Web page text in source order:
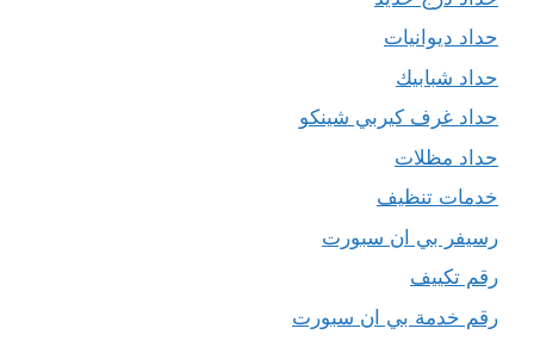
حداد ديوانيات
حداد شبابيك
حداد غرف كيربي شينكو
حداد مظلات
خدمات تنظيف
رسيفر بي ان سبورت
رقم تكييف
رقم خدمة بي ان سبورت